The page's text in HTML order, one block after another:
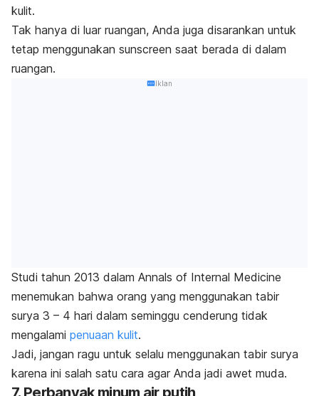
kulit.
Tak hanya di luar ruangan, Anda juga disarankan untuk
tetap menggunakan sunscreen saat berada di dalam
ruangan.
Iklan
Studi tahun 2013 dalam Annals of Internal Medicine
menemukan bahwa orang yang menggunakan tabir
surya 3 – 4 hari dalam seminggu cenderung tidak
mengalami penuaan kulit.
Jadi, jangan ragu untuk selalu menggunakan tabir surya
karena ini salah satu cara agar Anda jadi awet muda.
7. Perbanyak minum air putih